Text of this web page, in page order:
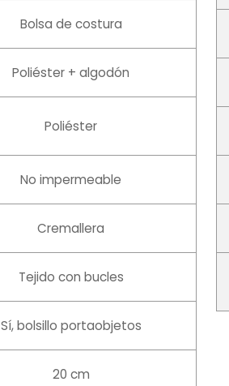
Bolsa de costura
Poliéster + algodón
Poliéster
No impermeable
Cremallera
Tejido con bucles
Sí, bolsillo portaobjetos
20 cm